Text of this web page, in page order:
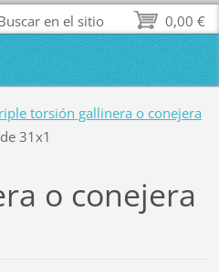
torsión gallinera o conejera
31x1
o conejera
0,00 €
en el sitio